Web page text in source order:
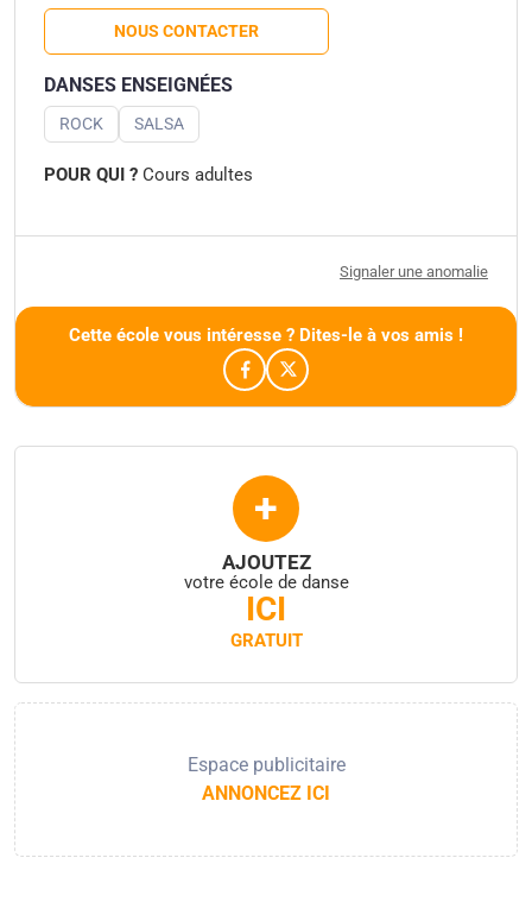
NOUS CONTACTER
DANSES ENSEIGNÉES
ROCK SALSA
POUR QUI ? Cours adultes
Signaler une anomalie
Cette école vous intéresse ? Dites-le à vos amis !
+
AJOUTEZ
votre école de danse
ICI
GRATUIT
Espace publicitaire
ANNONCEZ ICI